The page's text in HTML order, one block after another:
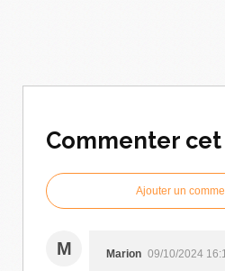
Commenter
Ajouter un
M Marion 09/10/2024